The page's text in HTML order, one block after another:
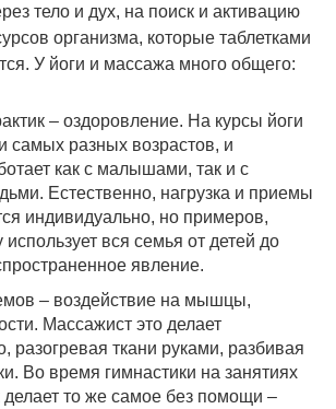
тело и дух, на поиск и активацию
организма, которые таблетками
У йоги и массажа много общего:
– оздоровление. На курсы йоги
самых разных возрастов, и
как с малышами, так и с
Естественно, нагрузка и приемы
индивидуально, но примеров,
использует вся семья от детей до
явление.
– воздействие на мышцы,
Массажист это делает
разогревая ткани руками, разбивая
Во время гимнастики на занятиях
делает то же самое без помощи –